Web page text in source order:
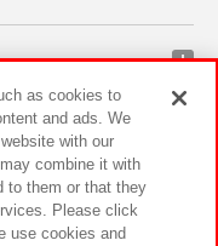
as cookies to
and ads. We
with our
combine it with
to them or that they
Please click
use cookies and